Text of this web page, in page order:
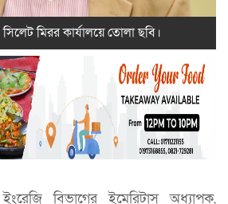
মিরর কার্যালয়ে তোলা ছবি।
ইংরেজি বিভাগের ইমেরিটাস অধ্যাপক,